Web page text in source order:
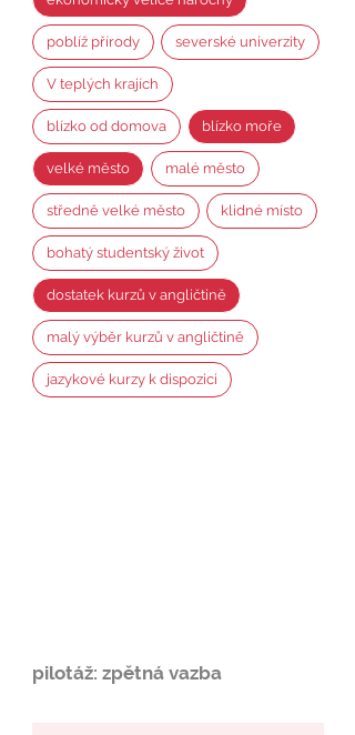
poblíž přírody severské univerzity
V teplých krajích
blízko od domova blízko moře
velké město malé město
středně velké město klidné místo
bohatý studentský život
dostatek kurzů v angličtině
malý výběr kurzů v angličtině
jazykové kurzy k dispozici
pilotáž: zpětná vazba